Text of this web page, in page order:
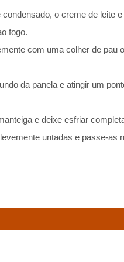
o creme de leite
fogo.
com uma colher de pau
da panela e atingir um
e deixe esfriar
untadas e passe-as